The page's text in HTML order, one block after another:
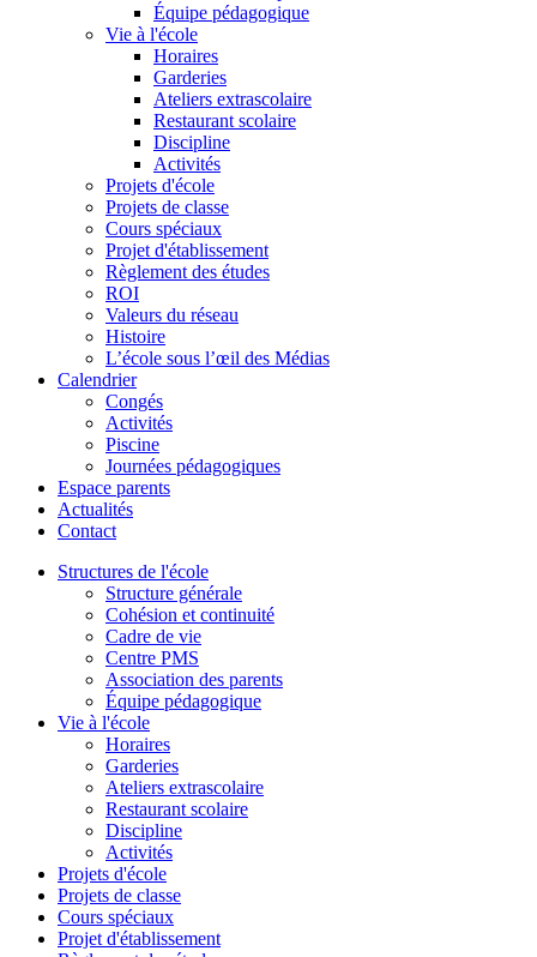
Équipe pédagogique
Vie à l'école
Horaires
Garderies
Ateliers extrascolaire
Restaurant scolaire
Discipline
Activités
Projets d'école
Projets de classe
Cours spéciaux
Projet d'établissement
Règlement des études
ROI
Valeurs du réseau
Histoire
L’école sous l’œil des Médias
Calendrier
Congés
Activités
Piscine
Journées pédagogiques
Espace parents
Actualités
Contact
Structures de l'école
Structure générale
Cohésion et continuité
Cadre de vie
Centre PMS
Association des parents
Équipe pédagogique
Vie à l'école
Horaires
Garderies
Ateliers extrascolaire
Restaurant scolaire
Discipline
Activités
Projets d'école
Projets de classe
Cours spéciaux
Projet d'établissement